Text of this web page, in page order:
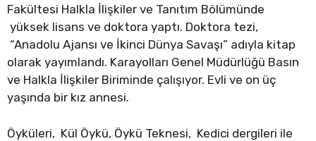
Fakültesi Halkla İlişkiler ve Tanıtım Bölümünde
yüksek lisans ve doktora yaptı. Doktora tezi,
“Anadolu Ajansı ve İkinci Dünya Savaşı” adıyla kitap
olarak yayımlandı. Karayolları Genel Müdürlüğü Basın
ve Halkla İlişkiler Biriminde çalışıyor. Evli ve on üç
yaşında bir kız annesi.
Öyküleri, Kül Öykü, Öykü Teknesi, Kedici dergileri ile